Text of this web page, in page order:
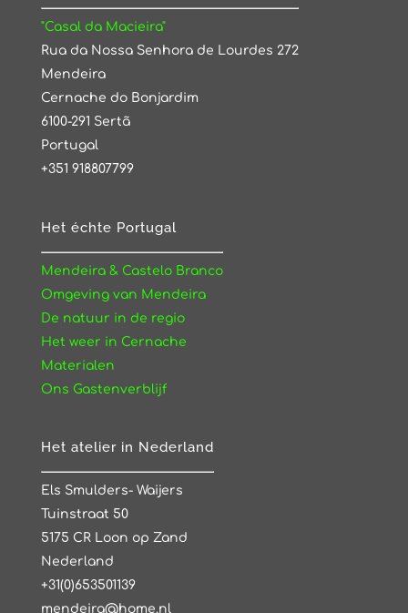
"Casal da Macieira"
Rua da Nossa Senhora de Lourdes 272
Mendeira
Cernache do Bonjardim
6100-291 Sertã
Portugal
+351 918807799
Het échte Portugal
Mendeira & Castelo Branco
Omgeving van Mendeira
De natuur in de regio
Het weer in Cernache
Materialen
Ons Gastenverblijf
Het atelier in Nederland
Els Smulders- Waijers
Tuinstraat 50
5175 CR Loon op Zand
Nederland
+31(0)653501139
mendeira@home.nl